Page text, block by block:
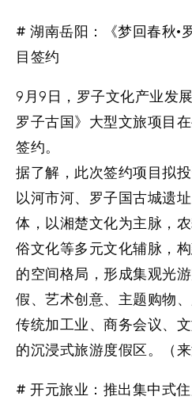
# 湖南岳阳：《梦回春秋·
目签约
9月9日，罗子文化产业发
罗子古国》大型文旅项目
签约。
据了解，此次签约项目拟
以河市河、罗子国古城遗
体，以湘楚文化为主脉，
俗文化等多元文化辅脉，
的空间格局，形成集观光
假、艺术创意、主题购物
传统加工业、商务会议、
的沉浸式旅游度假区。（来
# 开元旅业：推出集中式